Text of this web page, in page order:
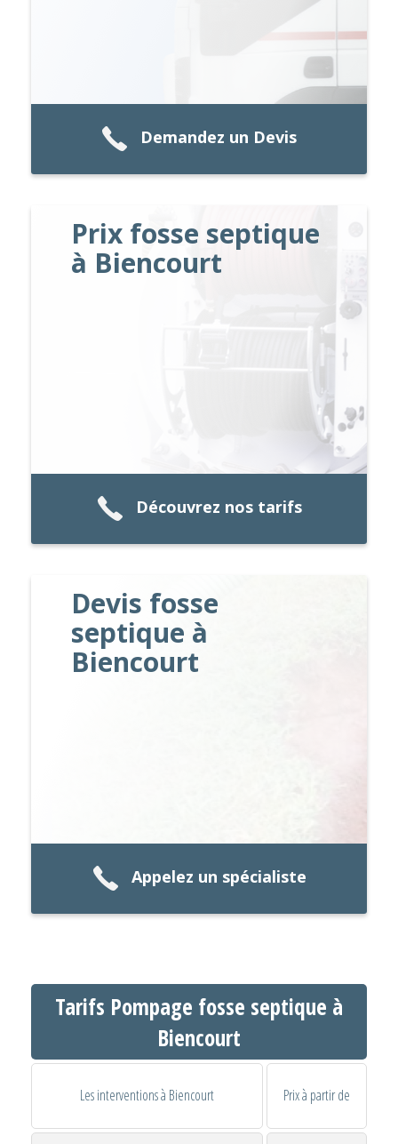
Demandez un Devis
Prix fosse septique
à Biencourt
Découvrez nos tarifs
Devis fosse
septique à
Biencourt
Appelez un spécialiste
Tarifs Pompage fosse septique à
Biencourt
Les interventions à Biencourt Prix à partir de